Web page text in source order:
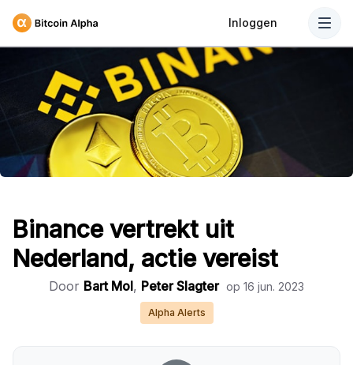
Inloggen
Binance vertrekt uit
Nederland, actie vereist
Door Bart Mol, Peter Slagter op 16 jun. 2023
Alpha Alerts